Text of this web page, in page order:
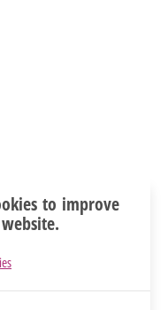
to improve